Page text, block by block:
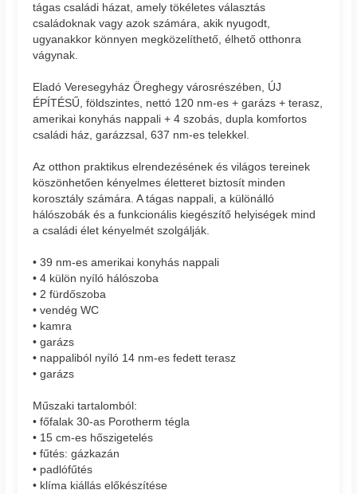
tágas családi házat, amely tökéletes választás
családoknak vagy azok számára, akik nyugodt,
ugyanakkor könnyen megközelíthető, élhető otthonra
vágynak.
Eladó Veresegyház Öreghegy városrészében, ÚJ
ÉPÍTÉSŰ, földszintes, nettó 120 nm-es + garázs + terasz,
amerikai konyhás nappali + 4 szobás, dupla komfortos
családi ház, garázzsal, 637 nm-es telekkel.
Az otthon praktikus elrendezésének és világos tereinek
köszönhetően kényelmes életteret biztosít minden
korosztály számára. A tágas nappali, a különálló
hálószobák és a funkcionális kiegészítő helyiségek mind
a családi élet kényelmét szolgálják.
• 39 nm-es amerikai konyhás nappali
• 4 külön nyíló hálószoba
• 2 fürdőszoba
• vendég WC
• kamra
• garázs
• nappaliból nyíló 14 nm-es fedett terasz
• garázs
Műszaki tartalomból:
• főfalak 30-as Porotherm tégla
• 15 cm-es hőszigetelés
• fűtés: gázkazán
• padlófűtés
• klíma kiállás előkészítése